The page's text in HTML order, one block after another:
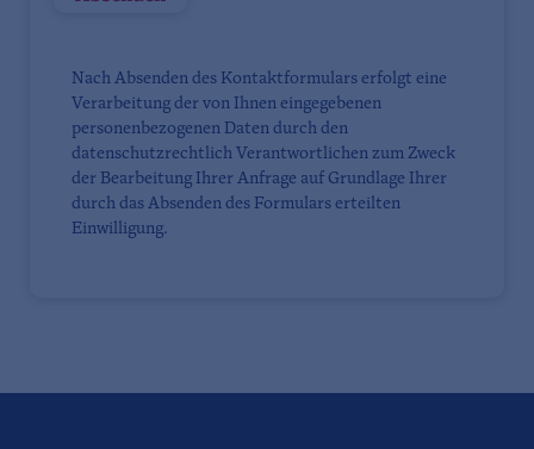
Nach Absenden des Kontaktformulars erfolgt eine
Verarbeitung der von Ihnen eingegebenen
personenbezogenen Daten durch den
datenschutzrechtlich Verantwortlichen zum Zweck
der Bearbeitung Ihrer Anfrage auf Grundlage Ihrer
durch das Absenden des Formulars erteilten
Einwilligung.